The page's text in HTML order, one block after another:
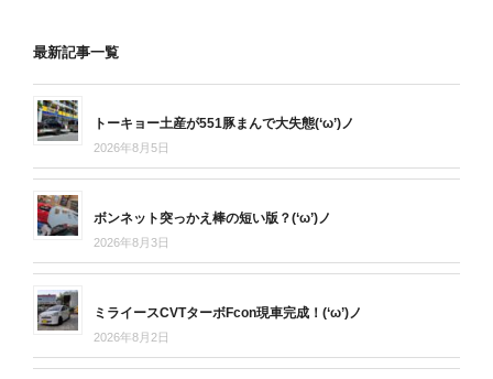
最新記事一覧
トーキョー土産が551豚まんで大失態(‘ω’)ノ
2026年8月5日
ボンネット突っかえ棒の短い版？(‘ω’)ノ
2026年8月3日
ミライースCVTターボFcon現車完成！(‘ω’)ノ
2026年8月2日